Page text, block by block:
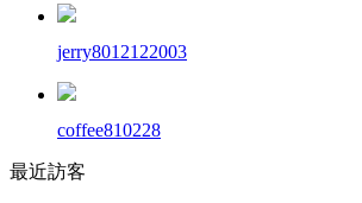
jerry8012122003
coffee810228
最近訪客